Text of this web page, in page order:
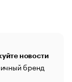
новости
бренд